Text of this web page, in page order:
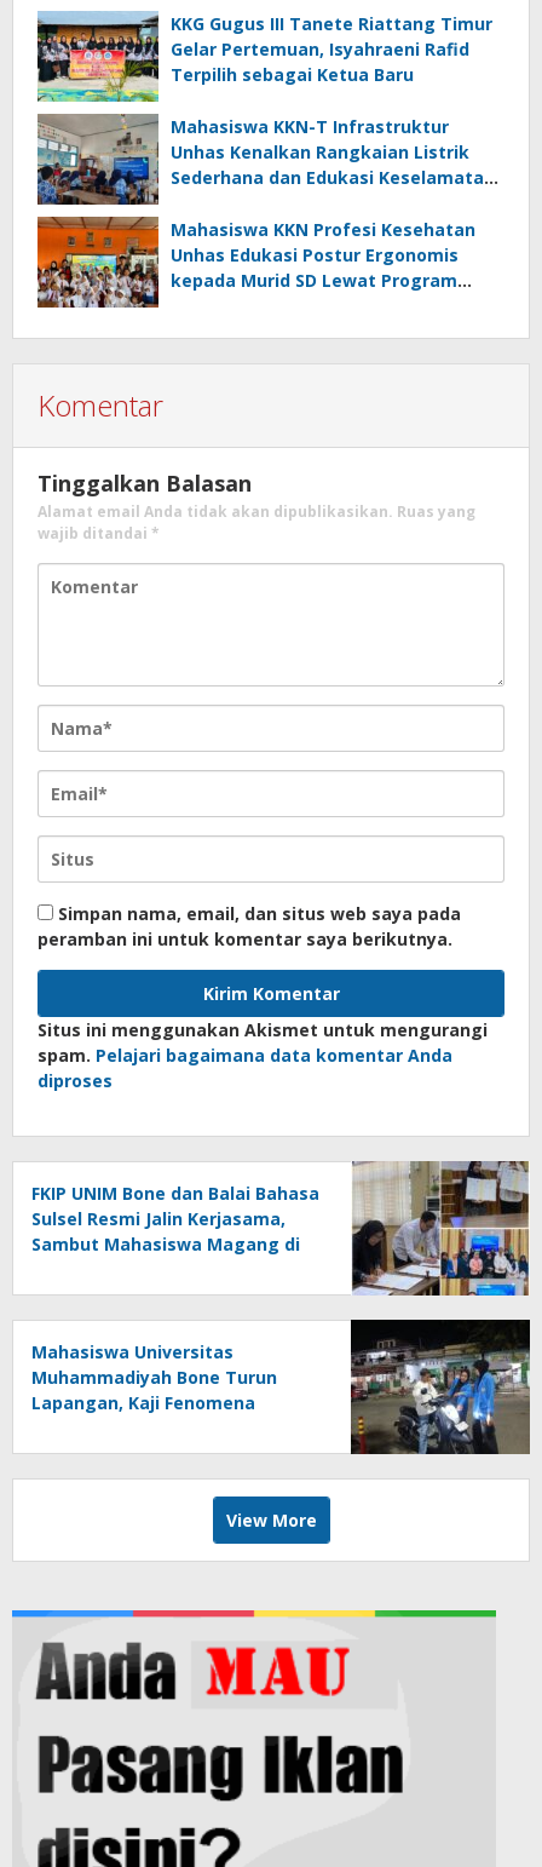
FOTOFOBIA
KKG Gugus III Tanete Riattang Timur
Gelar Pertemuan, Isyahraeni Rafid
Terpilih sebagai Ketua Baru
Mahasiswa KKN-T Infrastruktur
Unhas Kenalkan Rangkaian Listrik
Sederhana dan Edukasi Keselamatan
Langkeang
Mahasiswa KKN Profesi Kesehatan
Unhas Edukasi Postur Ergonomis
kepada Murid SD Lewat Program
Komentar
Tinggalkan Balasan
Alamat email Anda tidak akan dipublikasikan. Ruas yang
wajib ditandai *
Simpan nama, email, dan situs web saya pada
peramban ini untuk komentar saya berikutnya.
Situs ini menggunakan Akismet untuk mengurangi
spam. Pelajari bagaimana data komentar Anda
diproses
FKIP UNIM Bone dan Balai Bahasa
Sulsel Resmi Jalin Kerjasama,
Sambut Mahasiswa Magang di
Mahasiswa Universitas
Muhammadiyah Bone Turun
Lapangan, Kaji Fenomena
melalui Riset FOTOFOBIA
View More